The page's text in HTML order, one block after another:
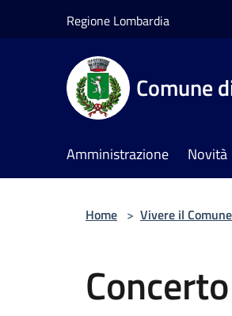
Regione Lombardia
Comune
Amministrazione Novità
Home > Vivere il Comune